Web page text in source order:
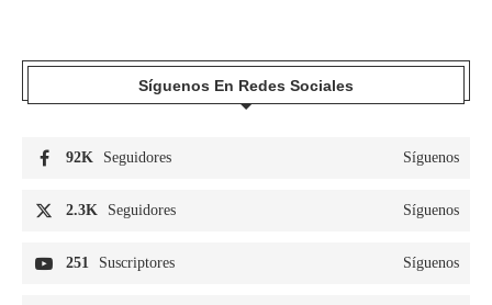
Síguenos En Redes Sociales
92K Seguidores Síguenos
2.3K Seguidores Síguenos
251 Suscriptores Síguenos